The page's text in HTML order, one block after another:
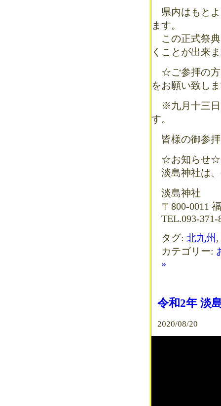
県内はもとよ
ます。
この正式祭典
くことが出来
☆ご参拝の方
をお願い致し
※九月十三日
す。
皆様の御参拝
☆お知らせ☆
淡島神社は、
淡島神社
〒800-0011
TEL.093-371-
タグ: 北九州 ,
カテゴリー:
»
令和2年 淡
2020/08/20